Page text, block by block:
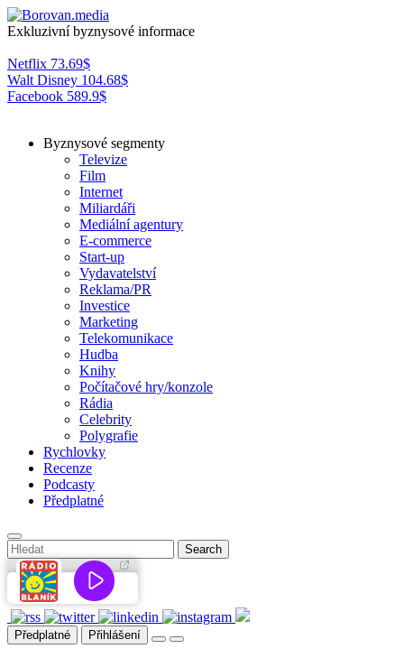
Exkluzivní byznysové informace
Netflix 73.69$
Walt Disney 104.68$
Facebook 589.9$
Byznysové segmenty
Televize
Film
Internet
Miliardáři
Mediální agentury
E-commerce
Start-up
Vydavatelství
Reklama/PR
Investice
Marketing
Telekomunikace
Hudba
Knihy
Počítačové hry/konzole
Rádia
Celebrity
Polygrafie
Rychlovky
Recenze
Podcasty
Předplatné
Předplatné Přihlášení